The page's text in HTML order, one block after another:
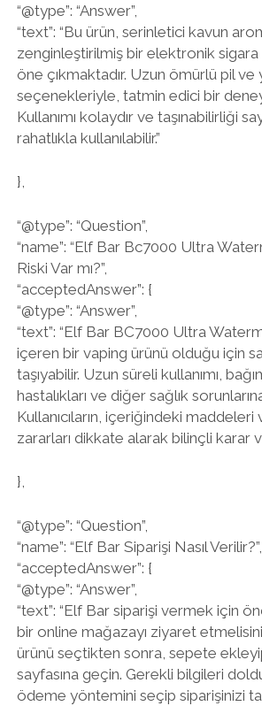
“@type”: “Answer”,
“text”: “Bu ürün, serinletici kavun
zenginleştirilmiş bir elektronik
öne çıkmaktadır. Uzun ömürlü pil
seçenekleriyle, tatmin edici bir
Kullanımı kolaydır ve taşınabilirliği
rahatlıkla kullanılabilir.”
},
“@type”: “Question”,
“name”: “Elf Bar Bc7000 Ultra
Riski Var mı?”,
“acceptedAnswer”: {
“@type”: “Answer”,
“text”: “Elf Bar BC7000 Ultra
içeren bir vaping ürünü olduğu için
taşıyabilir. Uzun süreli kullanımı,
hastalıkları ve diğer sağlık
Kullanıcıların, içeriğindeki
zararları dikkate alarak bilinçli karar
},
“@type”: “Question”,
“name”: “Elf Bar Siparişi Nasıl Verilir?”,
“acceptedAnswer”: {
“@type”: “Answer”,
“text”: “Elf Bar siparişi vermek için
bir online mağazayı ziyaret
ürünü seçtikten sonra, sepete
sayfasına geçin. Gerekli bilgileri
ödeme yöntemini seçip siparişinizi